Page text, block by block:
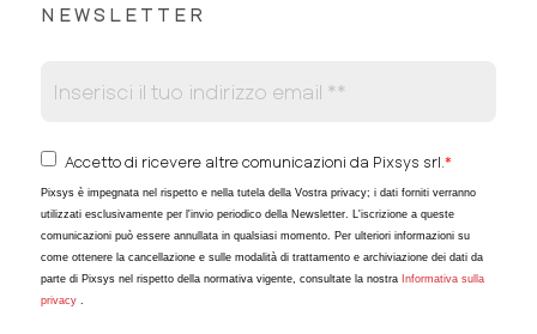
NEWSLETTER
Accetto di ricevere altre comunicazioni da Pixsys srl. *
Pixsys è impegnata nel rispetto e nella tutela della Vostra privacy; i dati forniti verranno
utilizzati esclusivamente per l'invio periodico della Newsletter. L'iscrizione a queste
comunicazioni può essere annullata in qualsiasi momento. Per ulteriori informazioni su
come ottenere la cancellazione e sulle modalità di trattamento e archiviazione dei dati da
parte di Pixsys nel rispetto della normativa vigente, consultate la nostra Informativa sulla
privacy.